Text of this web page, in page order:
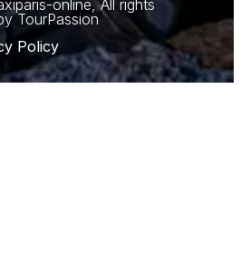
online, All rights
TourPassion
Policy